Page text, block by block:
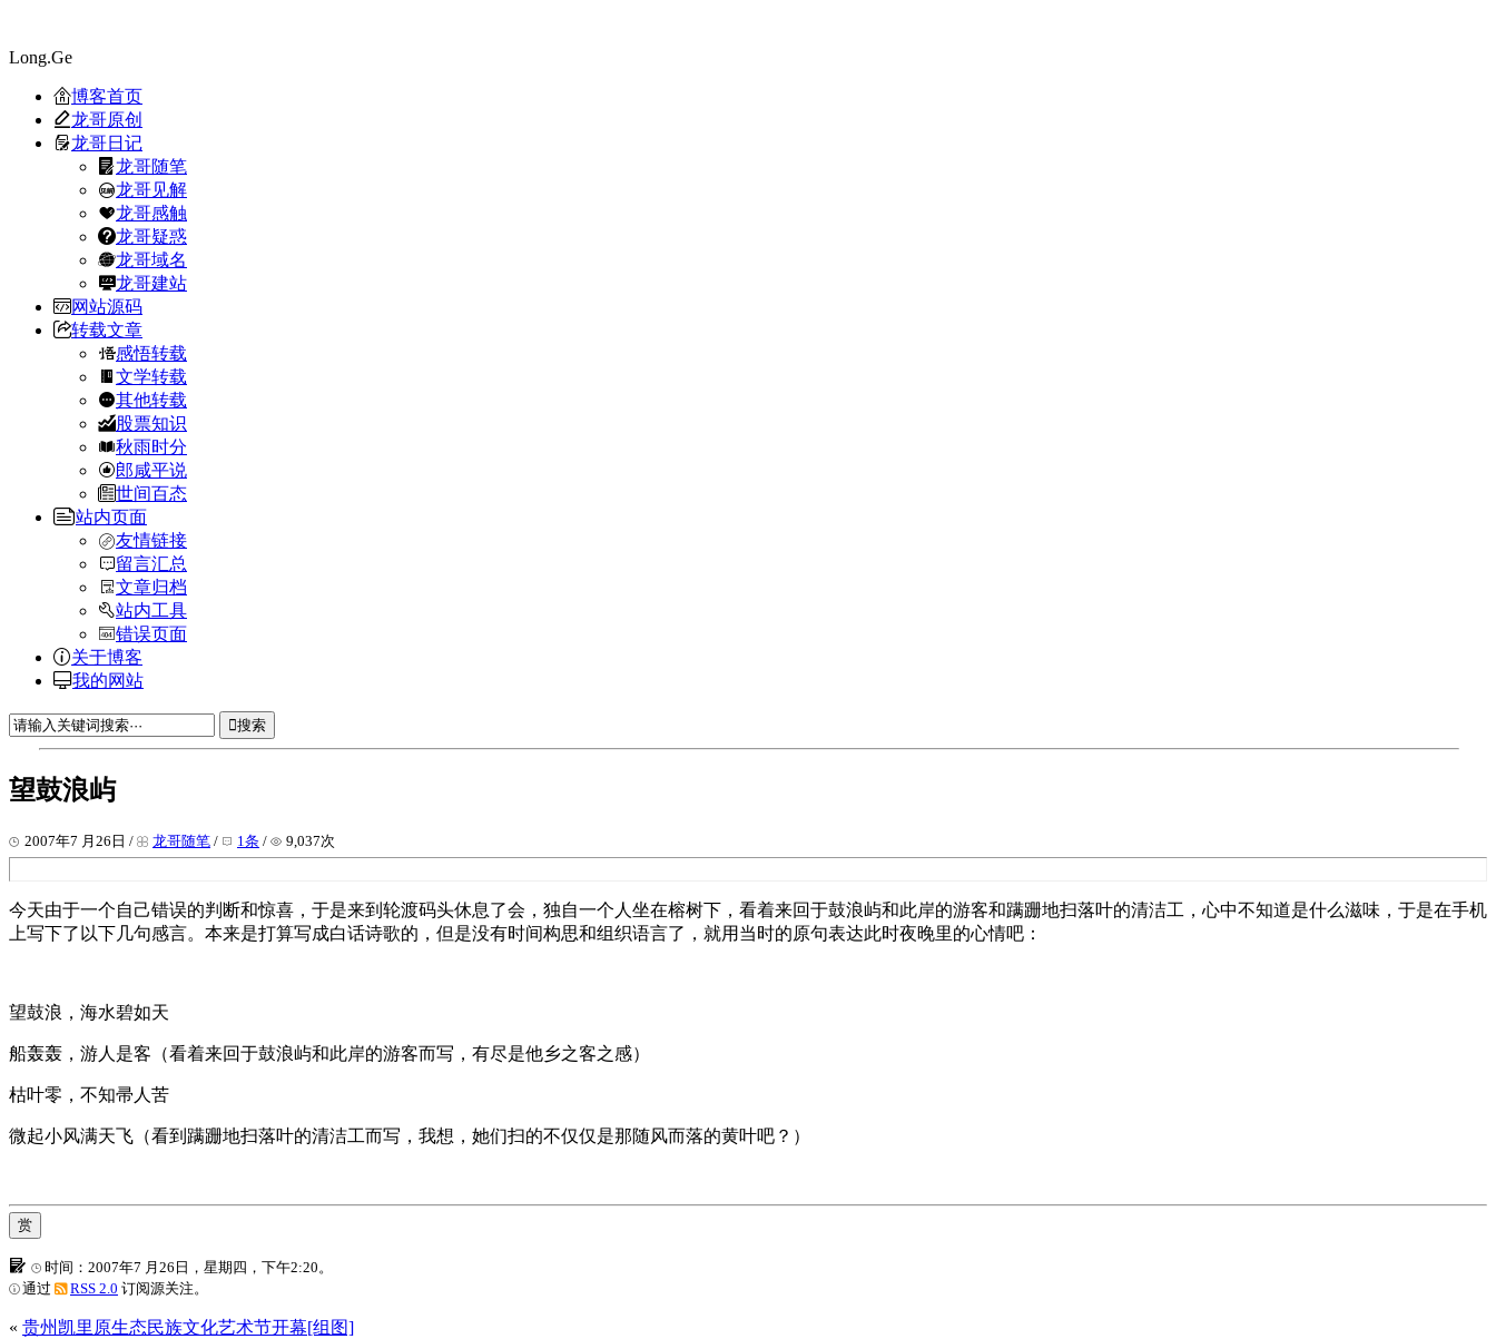
Long.Ge
博客首页
龙哥原创
龙哥日记
龙哥随笔
龙哥见解
龙哥感触
龙哥疑惑
龙哥域名
龙哥建站
网站源码
转载文章
感悟转载
文学转载
其他转载
股票知识
秋雨时分
郎咸平说
世间百态
站内页面
友情链接
留言汇总
文章归档
站内工具
错误页面
关于博客
我的网站
搜索
望鼓浪屿
2007年7 月26日 / 龙哥随笔 / 1条 / 9,037次
今天由于一个自己错误的判断和惊喜，于是来到轮渡码头休息了会，独自一个人坐在榕树下，看着来回于鼓浪屿和此岸的游客和蹒跚地扫落叶的清洁工，心中不知道是什么滋味，于是在手机
上写下了以下几句感言。本来是打算写成白话诗歌的，但是没有时间构思和组织语言了，就用当时的原句表达此时夜晚里的心情吧：
望鼓浪，海水碧如天
船轰轰，游人是客（看着来回于鼓浪屿和此岸的游客而写，有尽是他乡之客之感）
枯叶零，不知帚人苦
微起小风满天飞（看到蹒跚地扫落叶的清洁工而写，我想，她们扫的不仅仅是那随风而落的黄叶吧？）
赏
时间：2007年7 月26日，星期四，下午2:20。
通过
RSS 2.0 订阅源关注。
« 贵州凯里原生态民族文化艺术节开幕[组图]